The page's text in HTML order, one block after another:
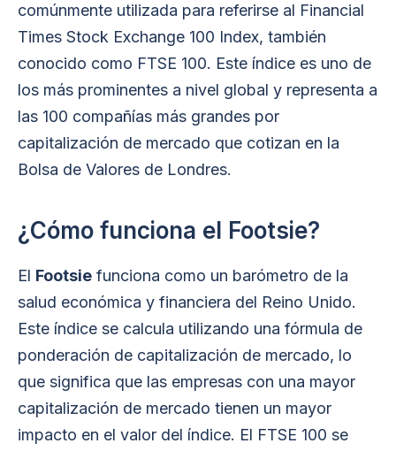
comúnmente utilizada para referirse al Financial
Times Stock Exchange 100 Index, también
conocido como FTSE 100. Este índice es uno de
los más prominentes a nivel global y representa a
las 100 compañías más grandes por
capitalización de mercado que cotizan en la
Bolsa de Valores de Londres.
¿Cómo funciona el Footsie?
El Footsie funciona como un barómetro de la
salud económica y financiera del Reino Unido.
Este índice se calcula utilizando una fórmula de
ponderación de capitalización de mercado, lo
que significa que las empresas con una mayor
capitalización de mercado tienen un mayor
impacto en el valor del índice. El FTSE 100 se